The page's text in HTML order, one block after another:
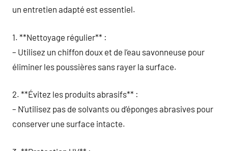
un entretien adapté est essentiel.
1. **Nettoyage régulier** :
– Utilisez un chiffon doux et de l’eau savonneuse pour
éliminer les poussières sans rayer la surface.
2. **Évitez les produits abrasifs** :
– N’utilisez pas de solvants ou d’éponges abrasives pour
conserver une surface intacte.